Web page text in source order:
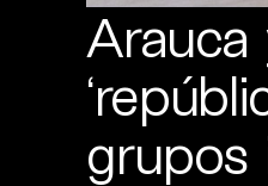
Arauca
grupos